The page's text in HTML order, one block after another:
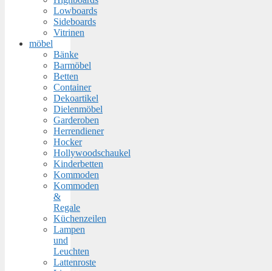
Lowboards
Sideboards
Vitrinen
möbel
Bänke
Barmöbel
Betten
Container
Dekoartikel
Dielenmöbel
Garderoben
Herrendiener
Hocker
Hollywoodschaukel
Kinderbetten
Kommoden
Kommoden
&
Regale
Küchenzeilen
Lampen
und
Leuchten
Lattenroste